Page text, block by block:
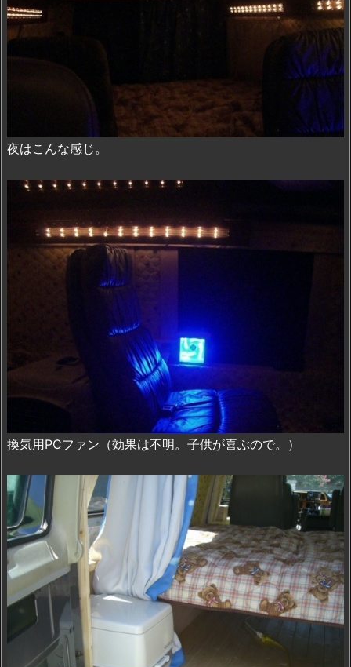
夜はこんな感じ。
換気用PCファン（効果は不明。子供が喜ぶので。）